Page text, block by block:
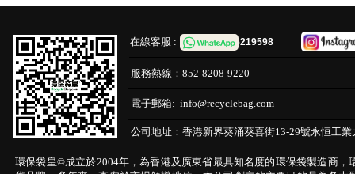
在線客服 :65219598
服務熱線： 852-8208-9220
電子郵箱: info@recyclebag.com
公司地址： 香港新界葵涌葵喜街13-29號永恒工業
環保袋皇©成立於2004年，為香港及廣東省最具知名度的環保袋製造商